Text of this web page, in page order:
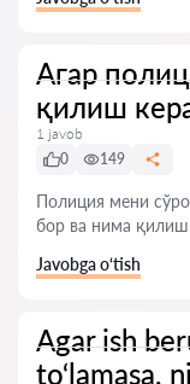
Агар
қилиш
1 javob
0
149
Полиция мени
бор ва нима
Javobga o‘tish
Agar ish
to‘lamasa,